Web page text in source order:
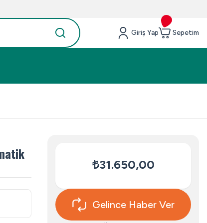
Giriş Yap Sepetim
₺31.650,00
Gelince Haber Ver